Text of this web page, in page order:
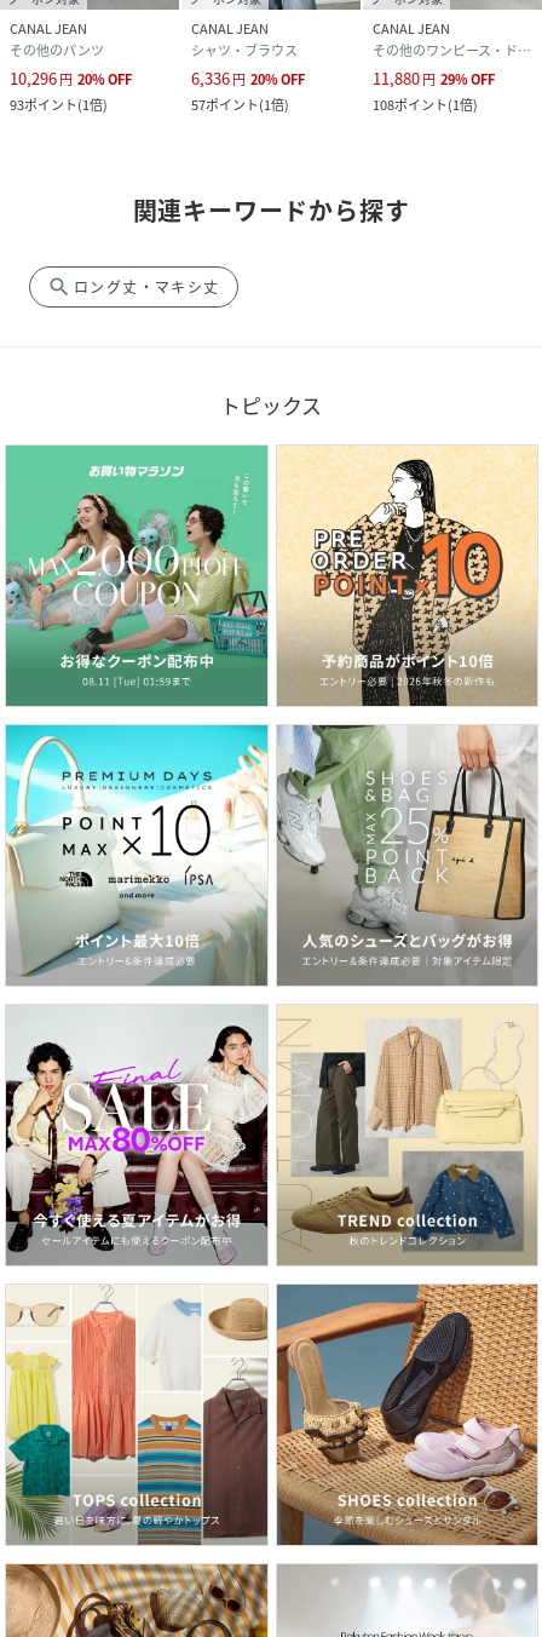
CANAL JEAN
その他のパンツ
10,296円 20%OFF
93ポイント(1倍)
CANAL JEAN
シャツ・ブラウス
6,336円 20%OFF
57ポイント(1倍)
CANAL JEAN
その他のワンピース・ドレス
11,880円 29%OFF
108ポイント(1倍)
関連キーワードから探す
search ロング丈・マキシ丈
トピックス